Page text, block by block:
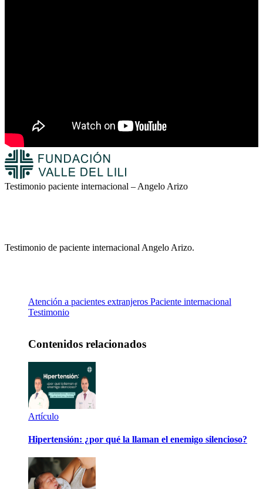
Testimonio paciente internacional – Angelo Arizo
Testimonio de paciente internacional Angelo Arizo.
Atención a pacientes extranjeros Paciente internacional
Testimonio
Contenidos relacionados
Artículo
Hipertensión: ¿por qué la llaman el enemigo silencioso?